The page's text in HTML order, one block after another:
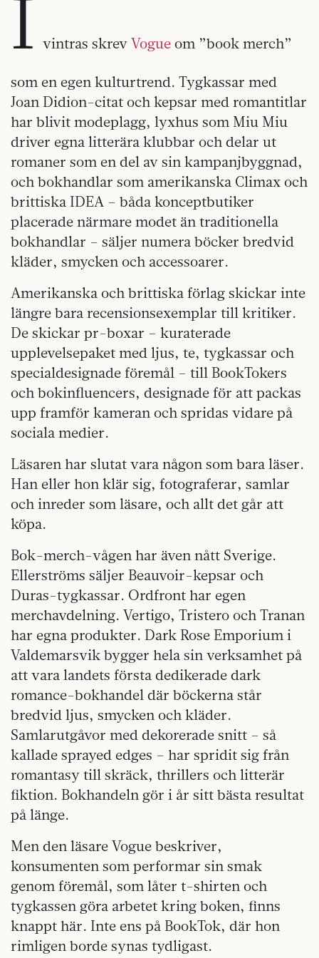
I vintras skrevVogue om ”book merch”
som en egen kulturtrend. Tygkassar med
Joan Didion-citat och kepsar med romantitlar
har blivit modeplagg, lyxhus som Miu Miu
driver egna litterära klubbar och delar ut
romaner som en del av sin kampanjbyggnad,
och bokhandlar som amerikanska Climax och
brittiska IDEA – båda konceptbutiker
placerade närmare modet än traditionella
bokhandlar – säljer numera böcker bredvid
kläder, smycken och accessoarer.
Amerikanska och brittiska förlag skickar inte
längre bara recensionsexemplar till kritiker.
De skickar pr-boxar – kuraterade
upplevelsepaket med ljus, te, tygkassar och
specialdesignade föremål – till BookTokers
och bokinfluencers, designade för att packas
upp framför kameran och spridas vidare på
sociala medier.
Läsaren har slutat vara någon som bara läser.
Han eller hon klär sig, fotograferar, samlar
och inreder som läsare, och allt det går att
köpa.
Bok-merch-vågen har även nått Sverige.
Ellerströms säljer Beauvoir-kepsar och
Duras-tygkassar. Ordfront har egen
merchavdelning. Vertigo, Tristero och Tranan
har egna produkter. Dark Rose Emporium i
Valdemarsvik bygger hela sin verksamhet på
att vara landets första dedikerade dark
romance-bokhandel där böckerna står
bredvid ljus, smycken och kläder.
Samlarutgåvor med dekorerade snitt – så
kallade sprayed edges – har spridit sig från
romantasy till skräck, thrillers och litterär
fiktion. Bokhandeln gör i år sitt bästa resultat
på länge.
Men den läsare Vogue beskriver,
konsumenten som performar sin smak
genom föremål, som låter t-shirten och
tygkassen göra arbetet kring boken, finns
knappt här. Inte ens på BookTok, där hon
rimligen borde synas tydligast.